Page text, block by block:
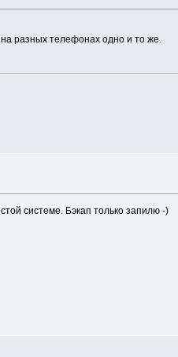
разных телефонах одно и то же.
системе. Бэкап только запилю -)